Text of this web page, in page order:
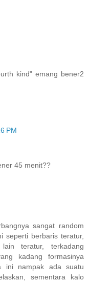
kind" emang bener2
PM
45 menit??
sangat random
seperti berbaris teratur,
teratur, terkadang
kadang formasinya
ini nampak ada suatu
sementara kalo